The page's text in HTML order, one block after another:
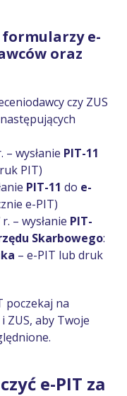
formularzy e-
oraz
czy ZUS
wysłanie PIT-11
PIT)
PIT-11 do e-
e-PIT)
– wysłanie PIT-
Skarbowego:
– e-PIT lub druk
poczekaj na
ZUS, aby Twoje
e-PIT za